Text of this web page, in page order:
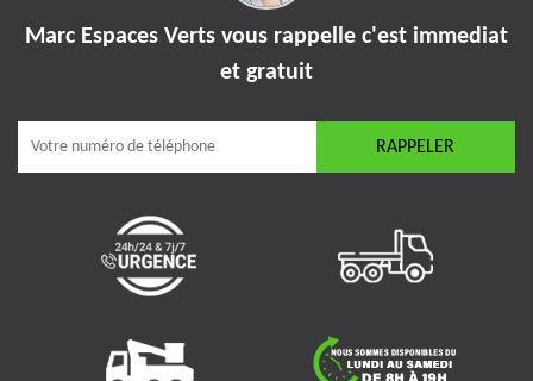
Marc Espaces Verts vous rappelle c'est immediat
et gratuit